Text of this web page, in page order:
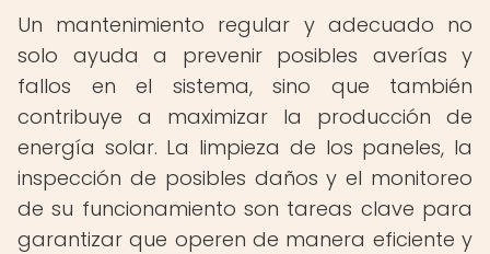
Un mantenimiento regular y adecuado no
solo ayuda a prevenir posibles averías y
fallos en el sistema, sino que también
contribuye a maximizar la producción de
energía solar. La limpieza de los paneles, la
inspección de posibles daños y el monitoreo
de su funcionamiento son tareas clave para
garantizar que operen de manera eficiente y